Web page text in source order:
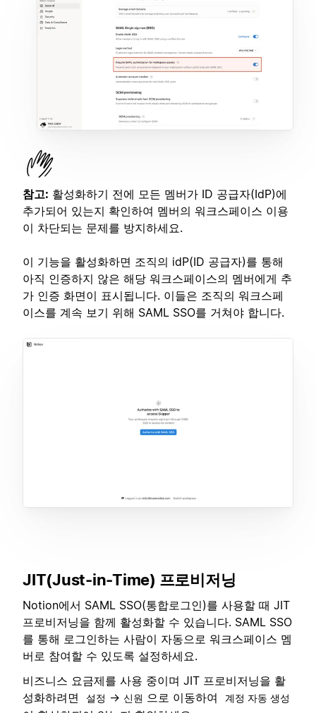
참고: 활성화하기 전에 모든 멤버가 ID 공급자(IdP)에
추가되어 있는지 확인하여 멤버의 워크스페이스 이용
이 차단되는 문제를 방지하세요.
이 기능을 활성화하면 조직의 idP(ID 공급자)를 통해
아직 인증하지 않은 해당 워크스페이스의 멤버에게 추
가 인증 화면이 표시됩니다. 이들은 조직의 워크스페
이스를 계속 보기 위해 SAML SSO를 거쳐야 합니다.
JIT(Just-in-Time) 프로비저닝
Notion에서 SAML SSO(통합로그인)를 사용할 때 JIT
프로비저닝을 함께 활성화할 수 있습니다. SAML SSO
를 통해 로그인하는 사람이 자동으로 워크스페이스 멤
버로 참여할 수 있도록 설정하세요.
비즈니스 요금제를 사용 중이며 JIT 프로비저닝을 활
성화하려면
설정 → 신원 으로 이동하여 계정 자동 생성